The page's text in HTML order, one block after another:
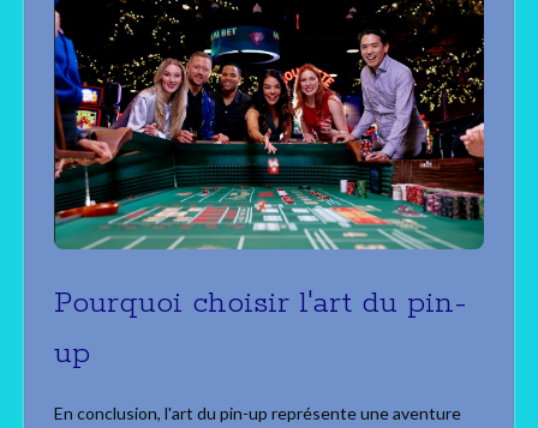
Pourquoi choisir l'art du pin-
up
En conclusion, l'art du pin-up représente une aventure